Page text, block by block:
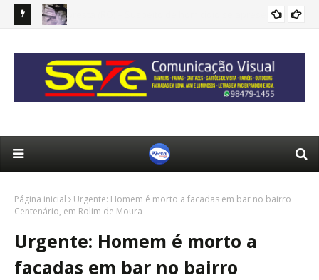
possível descarga elétrica
Página inicial
Urgente: Homem é morto a facadas em bar no bairro
Centenário, em Rolim de Moura
Urgente: Homem é morto a
facadas em bar no bairro